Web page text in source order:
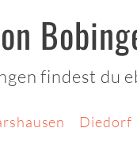
findest du
Diedorf